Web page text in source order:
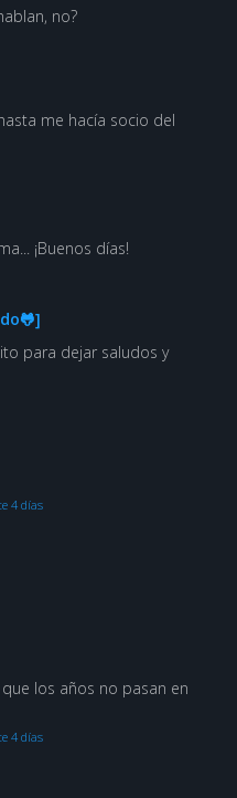
no?
me hacía socio del
¡Buenos días!
para dejar saludos y
4 días
los años no pasan en
4 días